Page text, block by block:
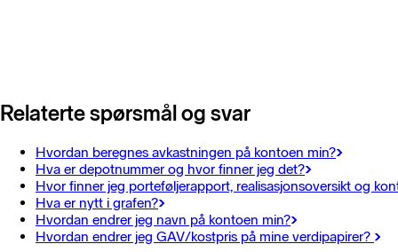
Relaterte spørsmål og svar
Hvordan beregnes avkastningen på kontoen min?
Hva er depotnummer og hvor finner jeg det?
Hvor finner jeg porteføljerapport, realisasjonsoversikt og
Hva er nytt i grafen?
Hvordan endrer jeg navn på kontoen min?
Hvordan endrer jeg GAV/kostpris på mine verdipapirer?